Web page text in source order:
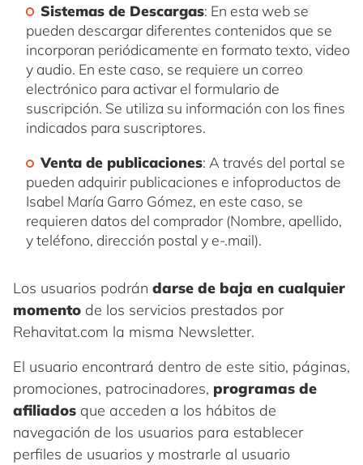
Sistemas de Descargas: En esta web se
pueden descargar diferentes contenidos que se
incorporan periódicamente en formato texto, video
y audio. En este caso, se requiere un correo
electrónico para activar el formulario de
suscripción. Se utiliza su información con los fines
indicados para suscriptores.
Venta de publicaciones: A través del portal se
pueden adquirir publicaciones e infoproductos de
Isabel María Garro Gómez, en este caso, se
requieren datos del comprador (Nombre, apellido,
y teléfono, dirección postal y e-.mail).
Los usuarios podrán darse de baja en cualquier
momento de los servicios prestados por
Rehavitat.com la misma Newsletter.
El usuario encontrará dentro de este sitio, páginas,
promociones, patrocinadores, programas de
afiliados que acceden a los hábitos de
navegación de los usuarios para establecer
perfiles de usuarios y mostrarle al usuario